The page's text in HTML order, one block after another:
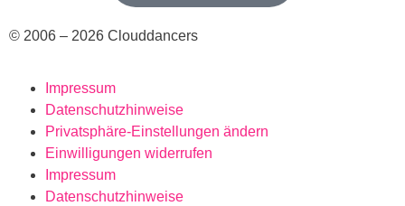
© 2006 – 2026 Clouddancers
Impressum
Datenschutzhinweise
Privatsphäre-Einstellungen ändern
Einwilligungen widerrufen
Impressum
Datenschutzhinweise